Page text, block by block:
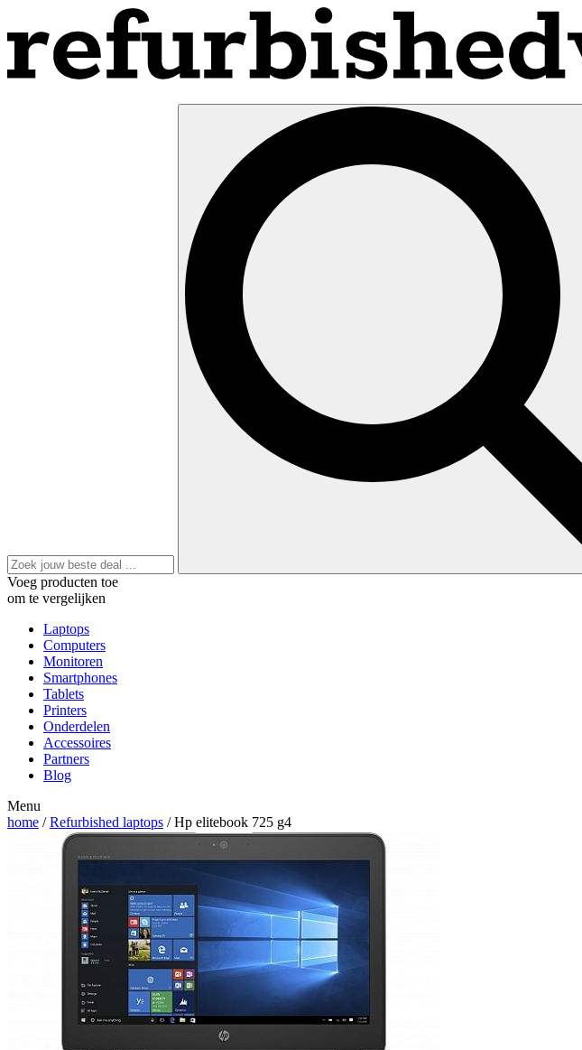
Voeg producten toe
om te vergelijken
Laptops
Computers
Monitoren
Smartphones
Tablets
Printers
Onderdelen
Accessoires
Partners
Blog
Menu
home /Refurbished laptops / Hp elitebook 725 g4